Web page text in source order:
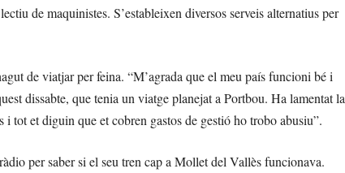
de maquinistes. S’estableixen diversos serveis alternatius per
de viatjar per feina. “M’agrada que el meu país funcioni bé i
dissabte, que tenia un viatge planejat a Portbou. Ha lamentat la
et diguin que et cobren gastos de gestió ho trobo abusiu”.
per saber si el seu tren cap a Mollet del Vallès funcionava.